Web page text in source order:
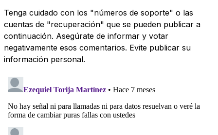
Tenga cuidado con los "números de soporte" o las
cuentas de "recuperación" que se pueden publicar a
continuación. Asegúrate de informar y votar
negativamente esos comentarios. Evite publicar su
información personal.